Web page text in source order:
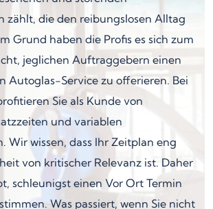
zählt, die den reibungslosen Alltag
Grund haben die Profis es sich zum
jeglichen Auftraggebern einen
Autoglas-Service zu offerieren. Bei
Sie als Kunde von
und variablen
Wir wissen, dass Ihr Zeitplan eng
von kritischer Relevanz ist. Daher
schleunigst einen Vor Ort Termin
Was passiert, wenn Sie nicht